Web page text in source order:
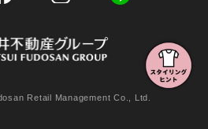
Retail Management Co., Ltd.